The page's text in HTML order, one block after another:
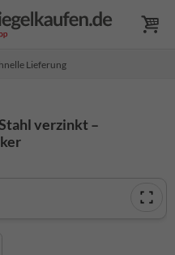
Lieferung
verzinkt –